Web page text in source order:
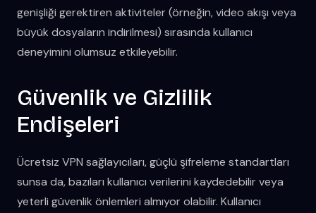
genişliği gerektiren aktiviteler (örneğin, video akışı veya
büyük dosyaların indirilmesi) sırasında kullanıcı
deneyimini olumsuz etkileyebilir.
Güvenlik ve Gizlilik
Endişeleri
Ücretsiz VPN sağlayıcıları, güçlü şifreleme standartları
sunsa da, bazıları kullanıcı verilerini kaydedebilir veya
yeterli güvenlik önlemleri almıyor olabilir. Kullanıcı